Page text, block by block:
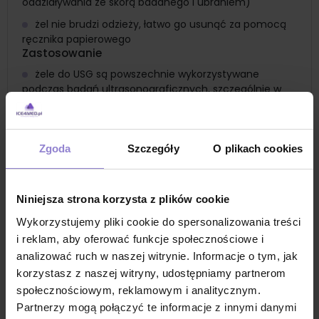
Zgoda Szczegóły O plikach cookies
Niniejsza strona korzysta z plików cookie
Wykorzystujemy pliki cookie do spersonalizowania treści
i reklam, aby oferować funkcje społecznościowe i
analizować ruch w naszej witrynie. Informacje o tym, jak
korzystasz z naszej witryny, udostępniamy partnerom
społecznościowym, reklamowym i analitycznym.
Partnerzy mogą połączyć te informacje z innymi danymi
żel nie brudzi odzieży, łatwo go usunąć za pomocą
ręcznika papierowego
Zastosowanie
żele do USG są powszechnie wykorzystywane
podczas badań ultrasonograficznych, szczególnie w
przypadku badań kobiet w ciąży
dzięki odbiorowi sygnału z głowicy, na monitorze
pojawia się czytelny obraz bez żadnych zakłóceń czy
artefaktów
służy głównie do monitorowania pracy serca płodu
żel żelpol do USG jest odpowiedni zarówno dla dzieci,
dorosłych, jak i kobiet w ciąży oraz matek karmiących
piersią
żel nie powoduje uszkodzeń na głowicach
ultrasonograficznych, co oznacza, że można go
stosować z różnymi rodzajami urządzeń